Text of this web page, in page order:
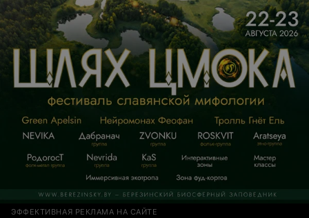
ЭФФЕКТИВНАЯ РЕКЛАМА НА САЙТЕ